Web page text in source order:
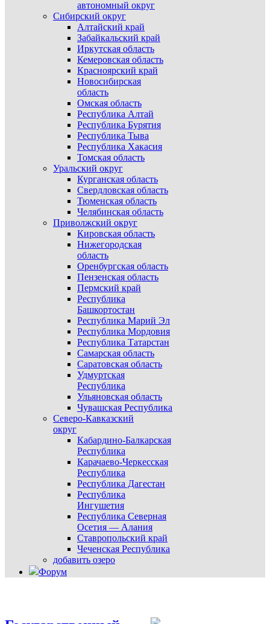
автономный округ
Сибирский округ
Алтайский край
Забайкальский край
Иркутская область
Кемеровская область
Красноярский край
Новосибирская
область
Омская область
Республика Алтай
Республика Бурятия
Республика Тыва
Республика Хакасия
Томская область
Уральский округ
Курганская область
Свердловская область
Тюменская область
Челябинская область
Приволжский округ
Кировская область
Нижегородская
область
Оренбургская область
Пензенская область
Пермский край
Республика
Башкортостан
Республика Марий Эл
Республика Мордовия
Республика Татарстан
Самарская область
Саратовская область
Удмуртская
Республика
Ульяновская область
Чувашская Республика
Северо-Кавказский
округ
Кабардино-Балкарская
Республика
Карачаево-Черкесская
Республика
Республика Дагестан
Республика
Ингушетия
Республика Северная
Осетия — Алания
Ставропольский край
Чеченская Республика
добавить озеро
Форум